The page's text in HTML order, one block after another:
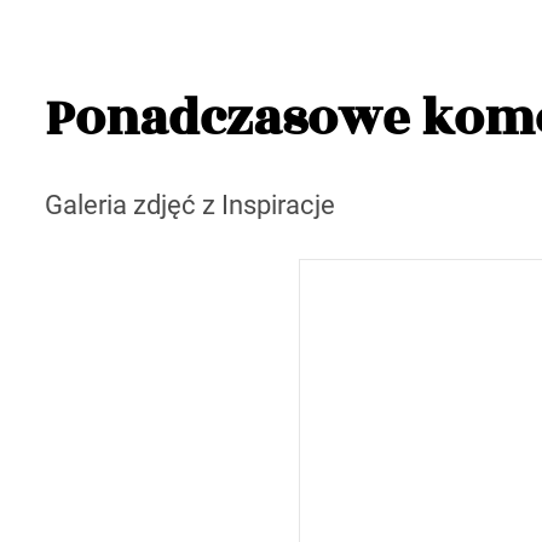
Ponadczasowe
Galeria zdjęć z Inspiracje